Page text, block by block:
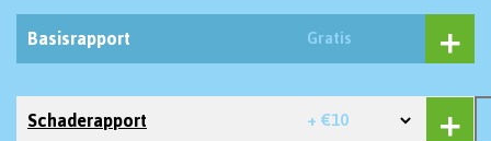
Basisrapport Gratis
Schaderapport + €10